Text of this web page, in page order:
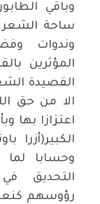
وباقي
ساحة الشعر
وندوات
المؤثرين
القصيدة
الا من حق
اعتزازا بها
الكبير(أزرا
وحسابا
التحديق
رؤوسهم